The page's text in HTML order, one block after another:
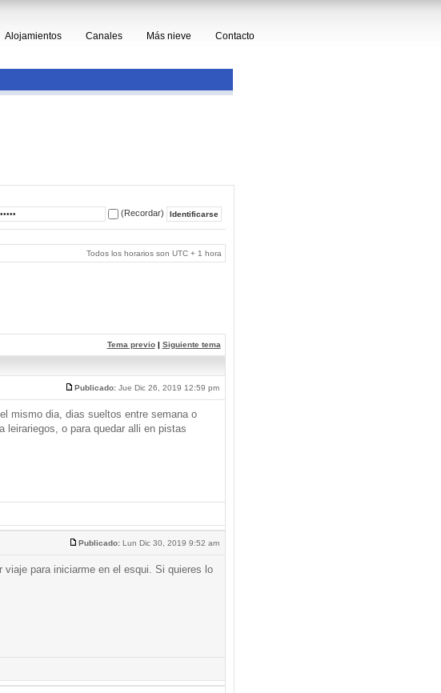
Alojamientos Canales Más nieve Contacto
(Recordar)
Todos los horarios son UTC + 1 hora
Tema previo| Siguiente tema
Publicado:Jue Dic 26, 2019 12:59 pm
mismo dia, dias sueltos entre semana o
leirariegos, o para quedar alli en pistas
Publicado:Lun Dic 30, 2019 9:52 am
para iniciarme en el esqui. Si quieres lo